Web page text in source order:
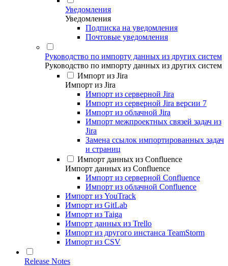
Уведомления
Уведомления
Подписка на уведомления
Почтовые уведомления
Руководство по импорту данных из других систем
Руководство по импорту данных из других систем
Импорт из Jira
Импорт из Jira
Импорт из серверной Jira
Импорт из серверной Jira версии 7
Импорт из облачной Jira
Импорт межпроектных связей задач из
Jira
Замена ссылок импортированных задач
и страниц
Импорт данных из Confluence
Импорт данных из Confluence
Импорт из серверной Confluence
Импорт из облачной Confluence
Импорт из YouTrack
Импорт из GitLab
Импорт из Taiga
Импорт данных из Trello
Импорт из другого инстанса TeamStorm
Импорт из CSV
Release Notes